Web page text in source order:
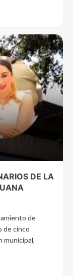
DE LA
de
de cinco
municipal,